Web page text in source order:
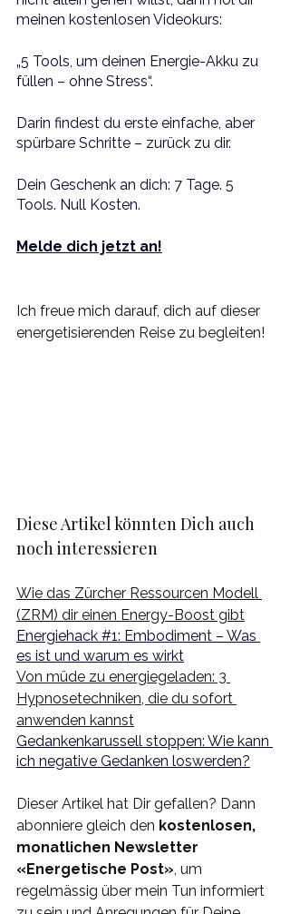
meinen kostenlosen Videokurs:
„5 Tools, um deinen Energie-Akku zu
füllen – ohne Stress“.
Darin findest du erste einfache, aber
spürbare Schritte – zurück zu dir.
Dein Geschenk an dich: 7 Tage. 5
Tools. Null Kosten.
Melde dich jetzt an!
Ich freue mich darauf, dich auf dieser
energetisierenden Reise zu begleiten!
Diese Artikel könnten Dich auch
noch interessieren
Wie das Zürcher Ressourcen Modell
(ZRM) dir einen Energy-Boost gibt
Energiehack #1: Embodiment – Was
es ist und warum es wirkt
Von müde zu energiegeladen: 3
Hypnosetechniken, die du sofort
anwenden kannst
Gedankenkarussell stoppen: Wie kann
ich negative Gedanken loswerden?
Dieser Artikel hat Dir gefallen? Dann
abonniere gleich den kostenlosen,
monatlichen Newsletter
«Energetische Post», um
regelmässig über mein Tun informiert